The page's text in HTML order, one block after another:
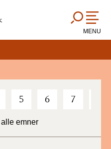
MENU
5 6 7
emner